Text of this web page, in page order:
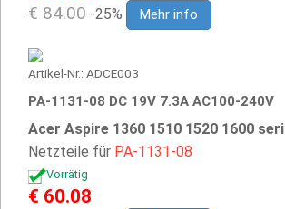
€ 84.00 -25% Mehr info
Artikel-Nr.: ADCE003
PA-1131-08 DC 19V 7.3A AC100-240V
Acer Aspire 1360 1510 1520 1600 seri
Netzteile für PA-1131-08
Vorrätig
€ 60.08